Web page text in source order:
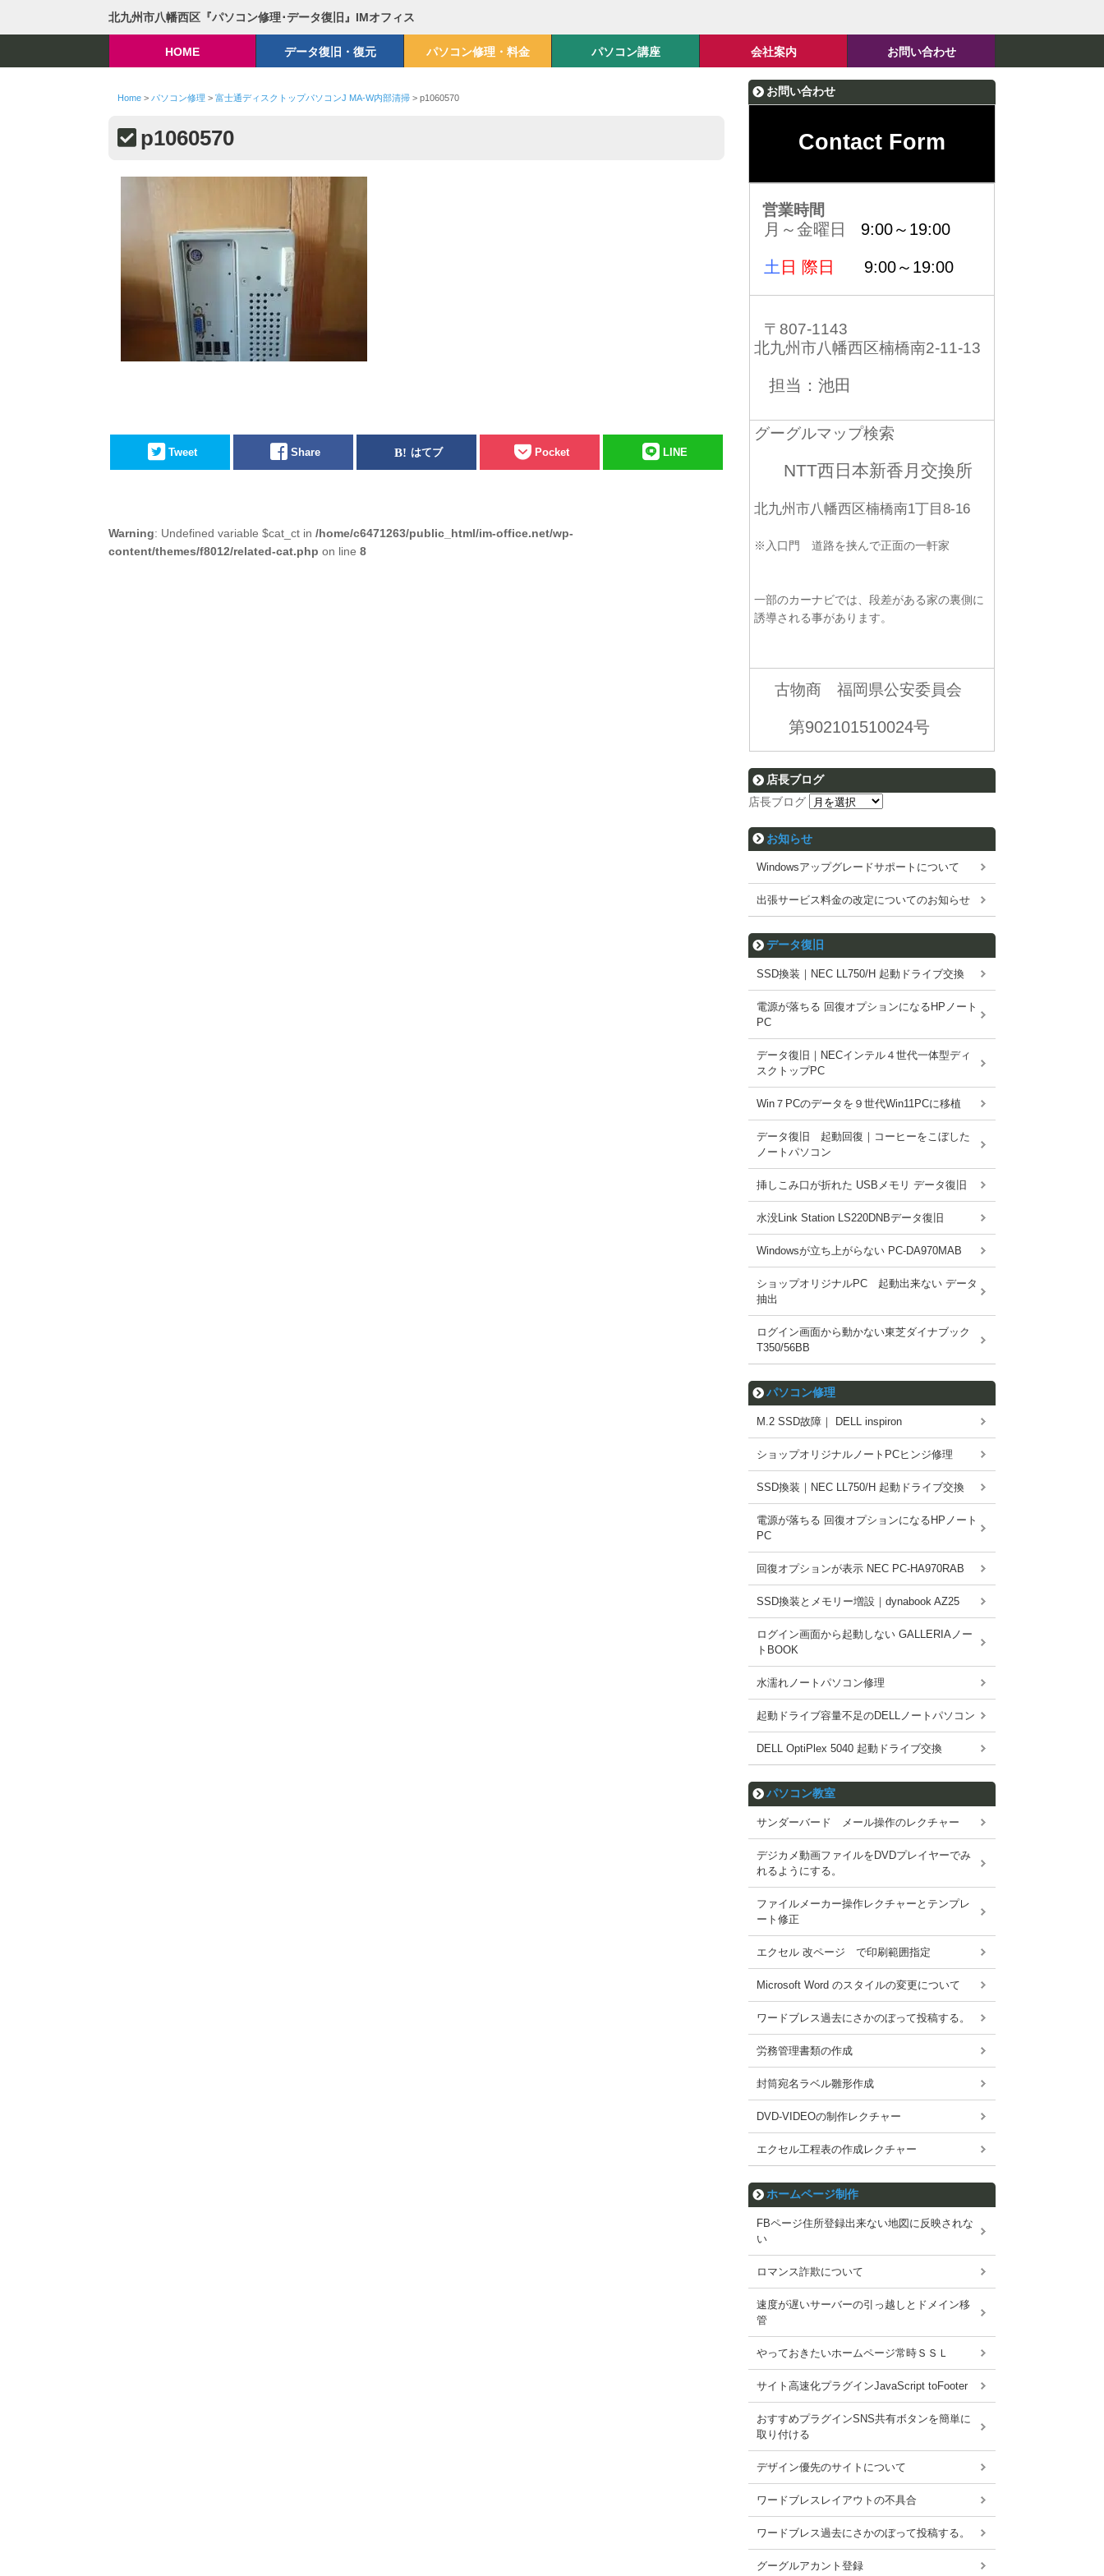
北九州市八幡西区『パソコン修理･データ復旧』IMオフィス
HOME データ復旧・復元 パソコン修理・料金 パソコン講座 会社案内 お問い合わせ
Home> パソコン修理 > 富士通ディスクトップパソコンJ MA-W内部清掃> p1060570
p1060570
Tweet Share はてブ Pocket LINE
Warning: Undefined variable $cat_ct in /home/c6471263/public_html/im-office.net/wp-
content/themes/f8012/related-cat.php on line 8
お問い合わせ
Contact Form
営業時間
月～金曜日 9:00～19:00
土 日 際日 9:00～19:00
〒807-1143
北九州市八幡西区楠橋南2-11-13
担当：池田
グーグルマップ検索
NTT西日本新香月交換所
北九州市八幡西区楠橋南1丁目8-16
※入口門 道路を挟んで正面の一軒家
一部のカーナビでは、段差がある家の裏側に
誘導される事があります。
古物商 福岡県公安委員会
第902101510024号
店長ブログ
店長ブログ
お知らせ
Windowsアップグレードサポートについて
出張サービス料金の改定についてのお知らせ
データ復旧
SSD換装｜NEC LL750/H 起動ドライブ交換
電源が落ちる 回復オプションになるHPノート
PC
データ復旧｜NECインテル４世代一体型ディ
スクトップPC
Win７PCのデータを９世代Win11PCに移植
データ復旧 起動回復｜コーヒーをこぼした
ノートパソコン
挿しこみ口が折れた USBメモリ データ復旧
水没Link Station LS220DNBデータ復旧
Windowsが立ち上がらない PC-DA970MAB
ショップオリジナルPC 起動出来ない データ
抽出
ログイン画面から動かない東芝ダイナブック
T350/56BB
パソコン修理
M.2 SSD故障｜ DELL inspiron
ショップオリジナルノートPCヒンジ修理
SSD換装｜NEC LL750/H 起動ドライブ交換
電源が落ちる 回復オプションになるHPノート
PC
回復オプションが表示 NEC PC-HA970RAB
SSD換装とメモリー増設｜dynabook AZ25
ログイン画面から起動しない GALLERIAノー
トBOOK
水濡れノートパソコン修理
起動ドライブ容量不足のDELLノートパソコン
DELL OptiPlex 5040 起動ドライブ交換
パソコン教室
サンダーバード メール操作のレクチャー
デジカメ動画ファイルをDVDプレイヤーでみ
れるようにする。
ファイルメーカー操作レクチャーとテンプレ
ート修正
エクセル 改ページ で印刷範囲指定
Microsoft Word のスタイルの変更について
ワードブレス過去にさかのぼって投稿する。
労務管理書類の作成
封筒宛名ラベル雛形作成
DVD-VIDEOの制作レクチャー
エクセル工程表の作成レクチャー
ホームページ制作
FBページ住所登録出来ない地図に反映されな
い
ロマンス詐欺について
速度が遅いサーバーの引っ越しとドメイン移
管
やっておきたいホームページ常時ＳＳＬ
サイト高速化プラグインJavaScript toFooter
おすすめプラグインSNS共有ボタンを簡単に
取り付ける
デザイン優先のサイトについて
ワードブレスレイアウトの不具合
ワードブレス過去にさかのぼって投稿する。
グーグルアカント登録